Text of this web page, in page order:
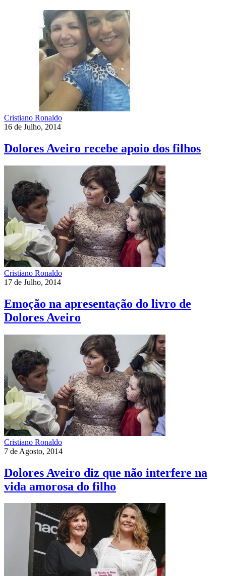
Cristiano Ronaldo
16 de Julho, 2014
Dolores Aveiro recebe apoio dos filhos
Cristiano Ronaldo
17 de Julho, 2014
Emoção na apresentação do livro de
Dolores Aveiro
Cristiano Ronaldo
7 de Agosto, 2014
Dolores Aveiro diz que não interfere na
vida amorosa do filho